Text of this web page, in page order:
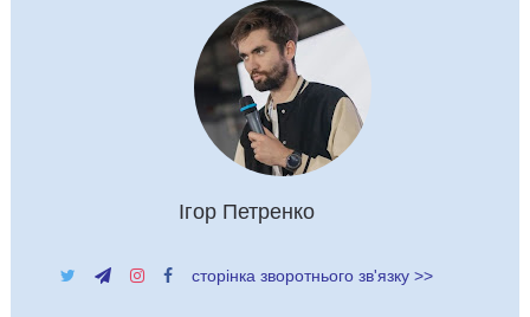
Ігор Петренко
сторінка зворотнього зв'язку >>